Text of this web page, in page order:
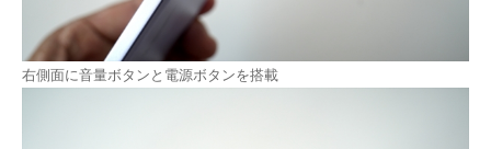
右側面に音量ボタンと電源ボタンを搭載